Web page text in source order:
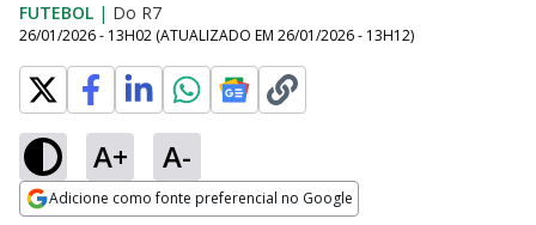
FUTEBOL | Do R7
26/01/2026 - 13H02 (ATUALIZADO EM 26/01/2026 - 13H12)
A+ A-
Adicione como fonte preferencial no Google